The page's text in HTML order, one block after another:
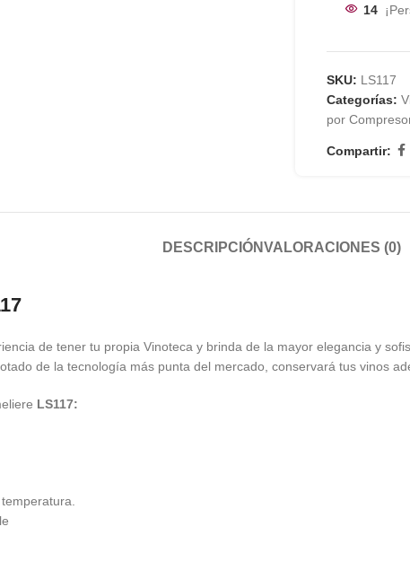
14
SKU: LS117
Categorías:
por
Compartir:
DESCRIPCIÓNVALORACIONES (0)
de tener tu propia Vinoteca y brinda de la mayor elegancia y
de la tecnología más punta del mercado, conservará tus vinos
LS117: